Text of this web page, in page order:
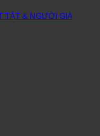
TẬT & NGƯỜI GIÀ